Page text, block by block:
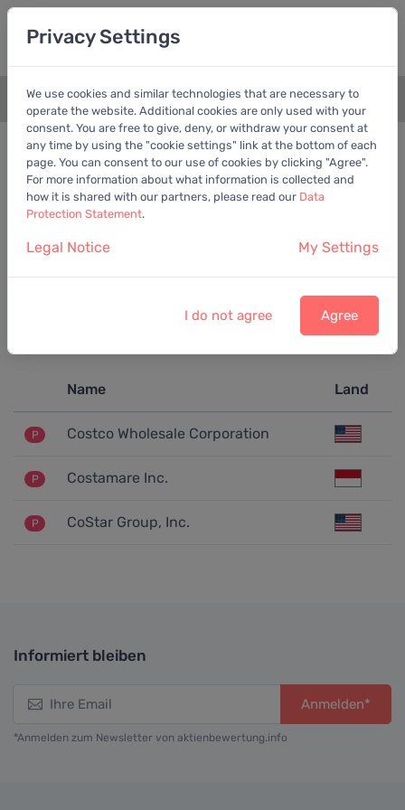
+
Die Suche hat kein eindeutiges
Ergebnis geliefert
eine Aktie (Aktie 1 bis 3)
V Voller Funktionsumfang
Voller Funktionsumfang nur mit Basis-Mitgliedschaft
Voller Funktionsumfang nur mit Premium-
Name Land
P Costco Wholesale Corporation
P Costamare Inc.
P CoStar Group, Inc.
Informiert bleiben
Anmelden*
*Anmelden zum Newsletter von aktienbewertung.info
Privacy Settings
We use cookies and similar technologies that are necessary to
operate the website. Additional cookies are only used with your
consent. You are free to give, deny, or withdraw your consent at
any time by using the "cookie settings" link at the bottom of each
page. You can consent to our use of cookies by clicking "Agree".
For more information about what information is collected and
how it is shared with our partners, please read our Data
Protection Statement.
Legal Notice My Settings
I do not agree Agree